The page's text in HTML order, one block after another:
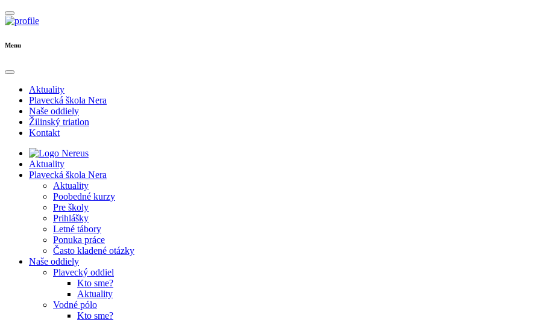
Menu
Aktuality
Plavecká škola Nera
Naše oddiely
Žilinský triatlon
Kontakt
Aktuality
Plavecká škola Nera
Aktuality
Poobedné kurzy
Pre školy
Prihlášky
Letné tábory
Ponuka práce
Často kladené otázky
Naše oddiely
Plavecký oddiel
Kto sme?
Aktuality
Vodné pólo
Kto sme?